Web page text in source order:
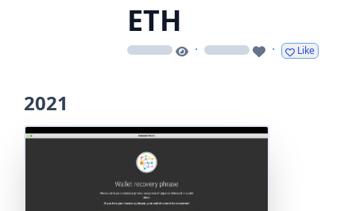
ETH
loading · loading · Like
2021